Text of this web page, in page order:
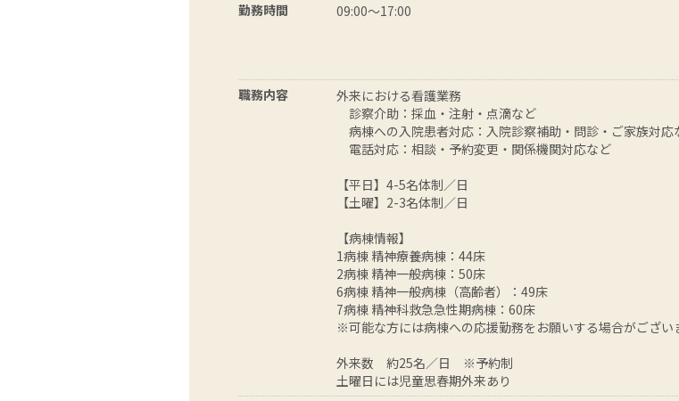
勤務時間
09:00～17:00
職務内容
外来における看護業務
診察介助：採血・注射・点滴など
病棟への入院患者対応：入院診察補助・問診・ご家族対応
電話対応：相談・予約変更・関係機関対応など
【平日】4-5名体制／日
【土曜】2-3名体制／日
【病棟情報】
1病棟 精神療養病棟：44床
2病棟 精神一般病棟：50床
6病棟 精神一般病棟（高齢者）：49床
7病棟 精神科救急急性期病棟：60床
※可能な方には病棟への応援勤務をお願いする場合がござい
外来数 約25名／日 ※予約制
土曜日には児童思春期外来あり